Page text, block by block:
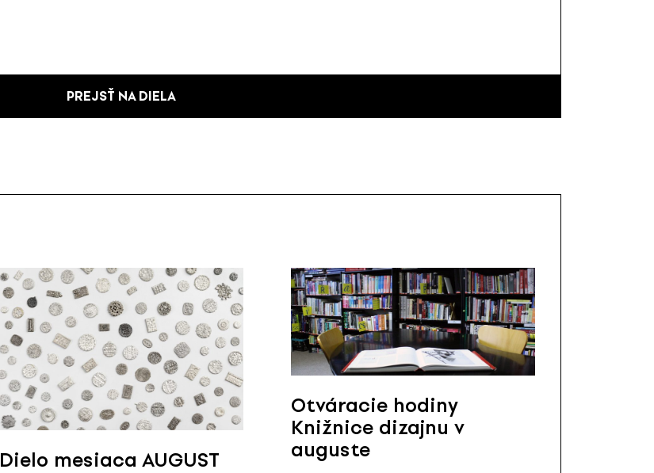
PREJSŤ NA DIELA
Dielo mesiaca AUGUST
Otváracie hodiny
Knižnice dizajnu v
auguste